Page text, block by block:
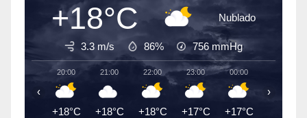
+18°C Nublado
3.3 m/s 86% 756 mmHg
20:00
+18°C
21:00
+18°C
22:00
+18°C
23:00
+17°C
00:00
+17°C
‹ ›